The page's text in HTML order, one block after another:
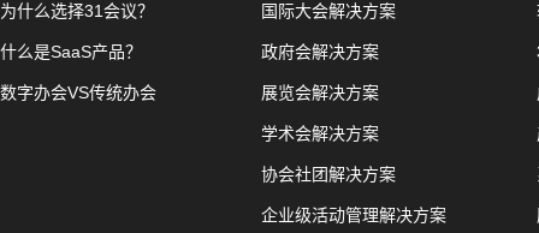
为什么选择31会议？
什么是SaaS产品？
数字办会VS传统办会
国际大会解决方案
政府会解决方案
展览会解决方案
学术会解决方案
协会社团解决方案
企业级活动管理解决方案